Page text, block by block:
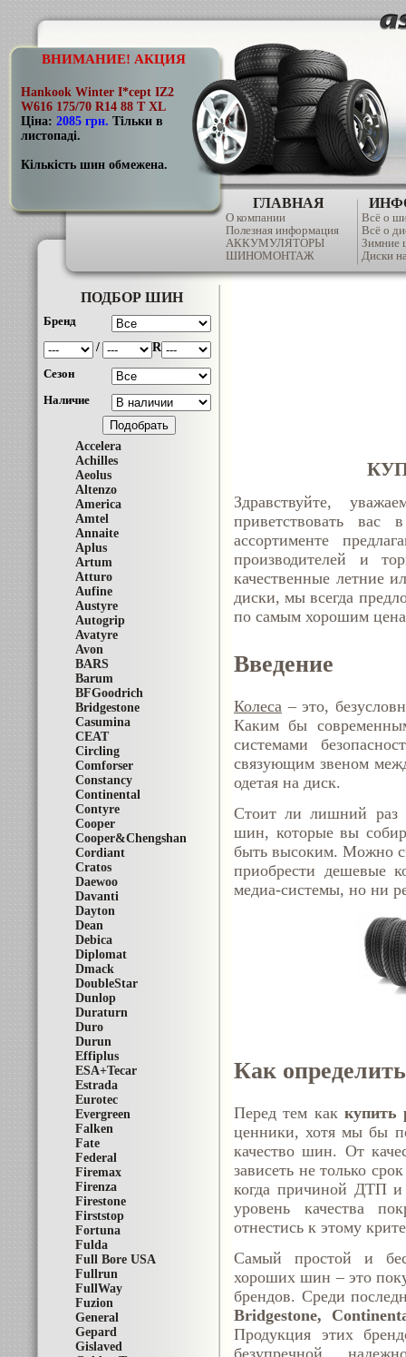
ВНИМАНИЕ! АКЦИЯ
Hankook Winter I*cept IZ2
W616 175/70 R14 88 T XL
Ціна: 2085 грн. Тільки в
листопаді.
Кількість шин обмежена.
ГЛАВНАЯ
О компании
Полезная информация
АККУМУЛЯТОРЫ
ШИНОМОНТАЖ
Всё о
Всё о
Зимние
Диски
ПОДБОР ШИН
Бренд
/
R
Сезон
Наличие
Accelera
Achilles
Aeolus
Altenzo
America
Amtel
Annaite
Aplus
Artum
Atturo
Aufine
Austyre
Autogrip
Avatyre
Avon
BARS
Barum
BFGoodrich
Bridgestone
Casumina
CEAT
Circling
Comforser
Constancy
Continental
Contyre
Cooper
Cooper&Chengshan
Cordiant
Cratos
Daewoo
Davanti
Dayton
Dean
Debica
Diplomat
Dmack
DoubleStar
Dunlop
Duraturn
Duro
Durun
Effiplus
ESA+Tecar
Estrada
Eurotec
Evergreen
Falken
Fate
Federal
Firemax
Firenza
Firestone
Firststop
Fortuna
Fulda
Full Bore USA
Fullrun
FullWay
Fuzion
General
Gepard
Gislaved
Здравствуйте,
приветствовать
ассортименте
производителей и
качественные летние
диски, мы всегда
по самым хорошим
Введение
Колеса – это,
Каким бы
системами
связующим звеном
одетая на диск.
Стоит ли лишний раз
шин, которые вы
быть высоким. Можно
приобрести дешевые
медиа-системы, но ни
Как
Перед тем как купить
ценники, хотя мы бы
качество шин. От
зависеть не только
когда причиной ДТП и
уровень качества
отнестись к этому
Самый простой и
хороших шин – это
брендов. Среди
Bridgestone,
Продукция этих